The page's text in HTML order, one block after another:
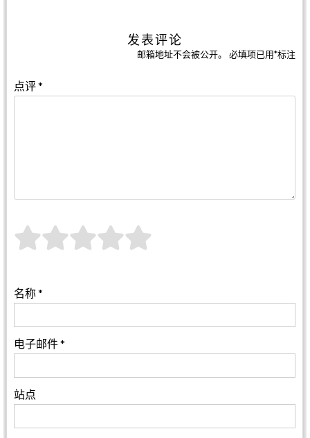
发表评论
邮箱地址不会被公开。 必填项已用*标注
点评*
名称*
电子邮件*
站点